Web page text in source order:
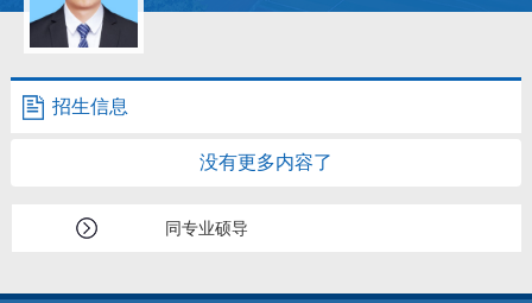
学生信息
我的相册
招生信息
招生信息
没有更多内容了
同专业硕导